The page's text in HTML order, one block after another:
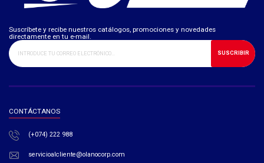
Suscríbete y recibe nuestros catálogos, promociones y novedades
directamente en tu e-mail.
SUSCRIBIR
CONTÁCTANOS
(+074) 222 988
servicioalcliente@olanocorp.com